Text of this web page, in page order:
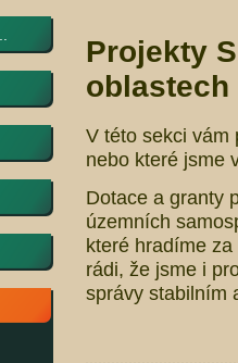
Projekty
V této sekci vám
nebo které jsme
Dotace a granty
územních
které hradíme
rádi, že jsme i
správy stabilním